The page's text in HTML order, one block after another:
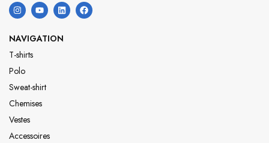
NAVIGATION
T-shirts
Polo
Sweat-shirt
Chemises
Vestes
Accessoires